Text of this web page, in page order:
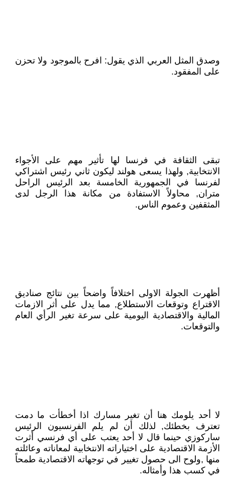
وصدق المثل العربي الذي يقول: افرح بالموجود ولا تحزن
على المفقود.
تبقى الثقافة في فرنسا لها تأثير مهم على الأجواء
الانتخابية, ولهذا يسعى هولند ليكون ثاني رئيس اشتراكي
لفرنسا في الجمهورية الخامسة بعد الرئيس الراحل
متران, محاولاً الاستفادة من مكانة هذا الرجل لدى
المثقفين وعموم الناس.
أظهرت الجولة الاولى اختلافاً واضحاً بين نتائج صناديق
الاقتراع وتوقعات الاستطلاع, مما يدل على أثر الازمات
المالية والاقتصادية اليومية على سرعة تغير الرأي العام
والتوقعات.
لا أحد يلومك هنا أن تغير مسارك اذا أخطأت ما دمت
تعترف بخطئك, لذلك أن لم يلم الفرنسيون الرئيس
ساركوزي حينما قال لا أحد يعتب على أي فرنسي أثرت
الأزمة الاقتصادية على اختياراته الانتخابية لمعاناته وعائلته
منها ,ولوح الى حصول تغيير في توجهاته الاقتصادية طمحاً
في كسب هذا وأمثاله.